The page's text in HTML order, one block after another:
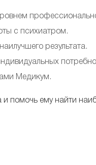
с психиатром.
результата.
Медикум.
помочь ему найти